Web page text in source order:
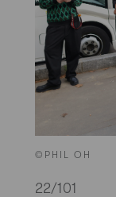
©PHIL OH
22/101